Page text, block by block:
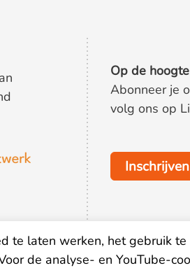
Op de
Abonneer je
volg ons op
Inschrijven
te laten werken, het gebruik
de analyse- en YouTube-